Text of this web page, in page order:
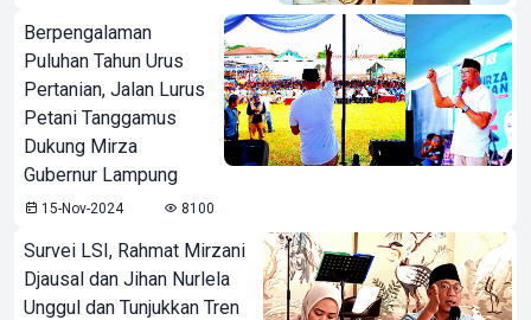
Berpengalaman
Puluhan Tahun Urus
Pertanian, Jalan Lurus
Petani Tanggamus
Dukung Mirza
Gubernur Lampung
15-Nov-2024 8100
Survei LSI, Rahmat Mirzani
Djausal dan Jihan Nurlela
Unggul dan Tunjukkan Tren